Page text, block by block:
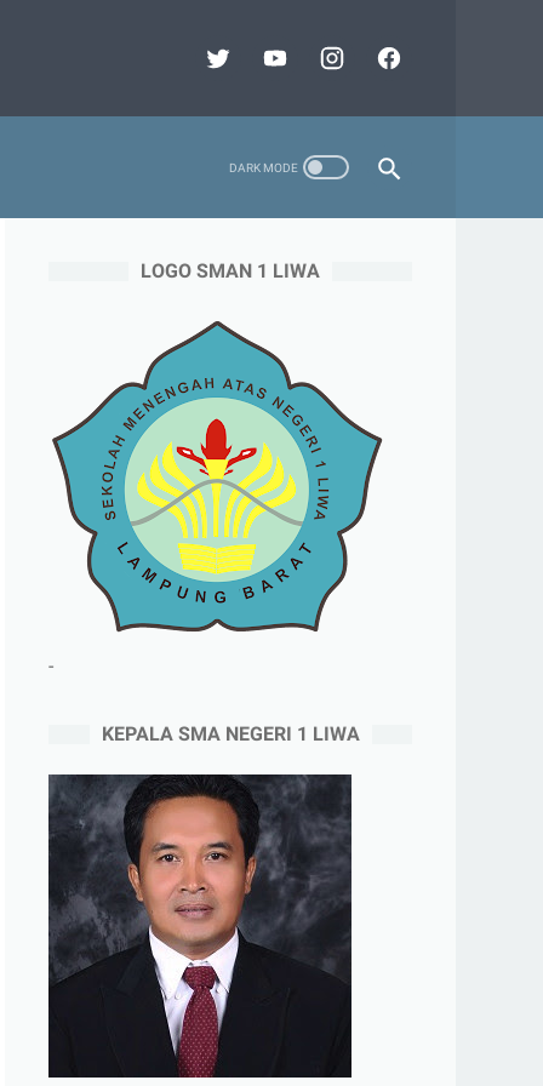
LOGO SMAN 1 LIWA
-
KEPALA SMA NEGERI 1 LIWA